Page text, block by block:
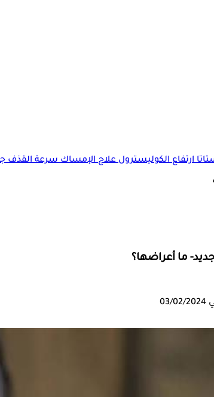
ارتفاع الكوليسترولعلاج الإمساكسرعة القذف
ما أعراضها؟